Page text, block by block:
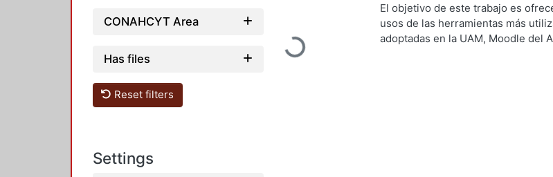
CONAHCYT Area
Has files
Reset filters
Settings
Loading...
Académica.,2021) García Castro,
García, Merary Denny;Martínez
Alejandra; Tarango de la Torre,
El objetivo de este trabajo es
usos de las herramientas más
adoptadas en la UAM, Moodle del